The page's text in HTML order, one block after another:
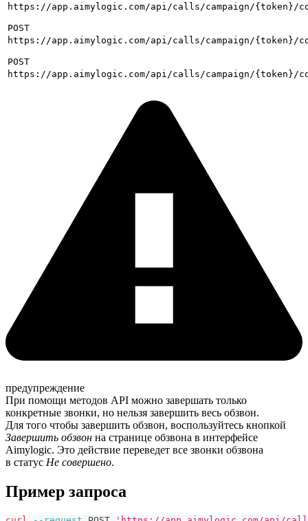
https://app.aimylogic.com/api/calls/campaign/{token}/
POST
https://app.aimylogic.com/api/calls/campaign/{token}/
POST
https://app.aimylogic.com/api/calls/campaign/{token}/
предупреждение
При помощи методов API можно завершать только
конкретные звонки, но нельзя завершить весь обзвон.
Для того чтобы завершить обзвон, воспользуйтесь кнопкой
Завершить обзвон на странице обзвона в интерфейсе
Aimylogic. Это действие переведет все звонки обзвона
в статус Не совершено.
Пример запроса